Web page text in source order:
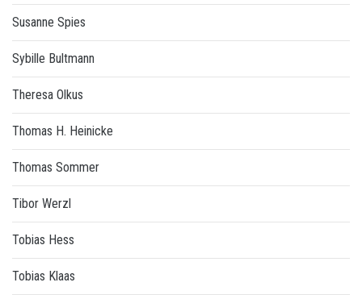
Susanne Spies
Sybille Bultmann
Theresa Olkus
Thomas H. Heinicke
Thomas Sommer
Tibor Werzl
Tobias Hess
Tobias Klaas